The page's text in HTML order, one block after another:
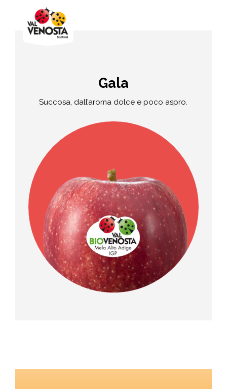
Gala
Succosa, dall’aroma dolce e poco aspro.